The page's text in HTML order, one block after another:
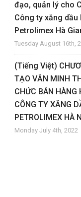
đạo, quản lý cho
Công ty xăng dầu
Petrolimex Hà
Tuesday August 16th,
(Tiếng Việt)
TẠO VĂN MINH
CHỨC BÁN HÀNG
CÔNG TY XĂNG
PETROLIMEX HÀ
Monday July 4th, 2022